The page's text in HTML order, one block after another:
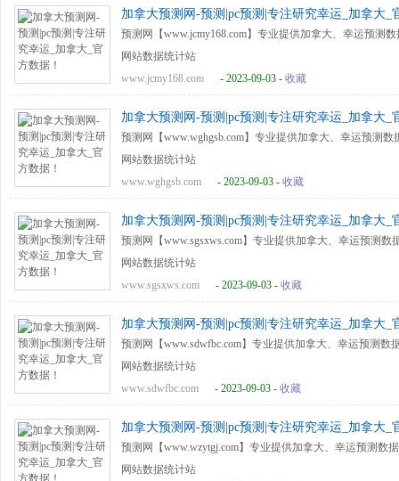
加拿大预测网-预测|pc预测|专注研究幸运_加拿大_
预测网【www.jcmy168.com】专业提供加拿大、幸运预测
网站数据统计站
www.jcmy168.com
- 2023-09-03 - 收藏
加拿大预测网-预测|pc预测|专注研究幸运_加拿大_
预测网【www.wghgsb.com】专业提供加拿大、幸运预测
网站数据统计站
www.wghgsb.com
- 2023-09-03 - 收藏
加拿大预测网-预测|pc预测|专注研究幸运_加拿大_
预测网【www.sgsxws.com】专业提供加拿大、幸运预测
网站数据统计站
www.sgsxws.com
- 2023-09-03 - 收藏
加拿大预测网-预测|pc预测|专注研究幸运_加拿大_
预测网【www.sdwfbc.com】专业提供加拿大、幸运预测
网站数据统计站
www.sdwfbc.com
- 2023-09-03 - 收藏
加拿大预测网-预测|pc预测|专注研究幸运_加拿大_
预测网【www.wzytgj.com】专业提供加拿大、幸运预测数
网站数据统计站